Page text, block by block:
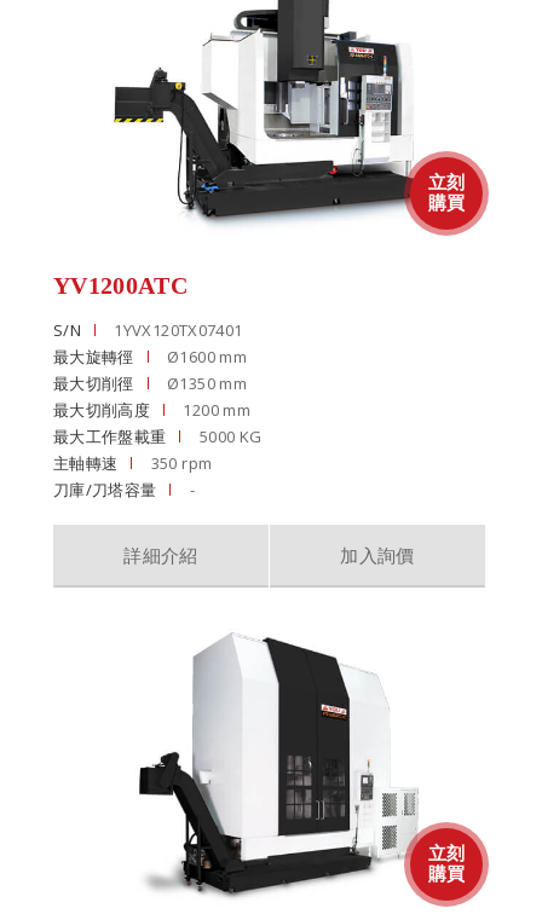
YV1200ATC
S/N
1YVX120TX07401
最大旋轉徑
Ø1600 mm
最大切削徑
Ø1350 mm
最大切削高度
1200 mm
最大工作盤載重
5000 KG
主軸轉速
350 rpm
刀庫/刀塔容量
-
詳細介紹 加入詢價